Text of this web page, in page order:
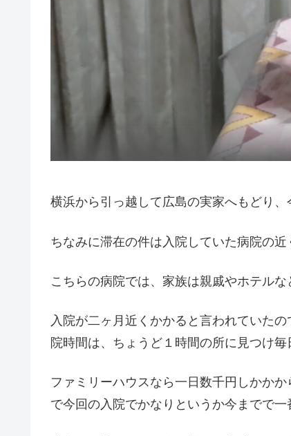
横浜から引っ越して広島の実家へもどり
ちなみに滞在の件は入院していた病院の
こちらの病院では、家族は親戚やホテル
入院が二ヶ月近くかかると言われていた
院時間は、ちょうど１時間の所に見つけ毎
ファミリーハウスなら一日数千円しかか
で今回の入院でかなりというか今までで一